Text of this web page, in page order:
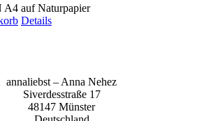
A4 auf Naturpapier
Details
anna­liebst – Anna Nehez
Sive­r­des­stra­ße 17
48147 Müns­ter